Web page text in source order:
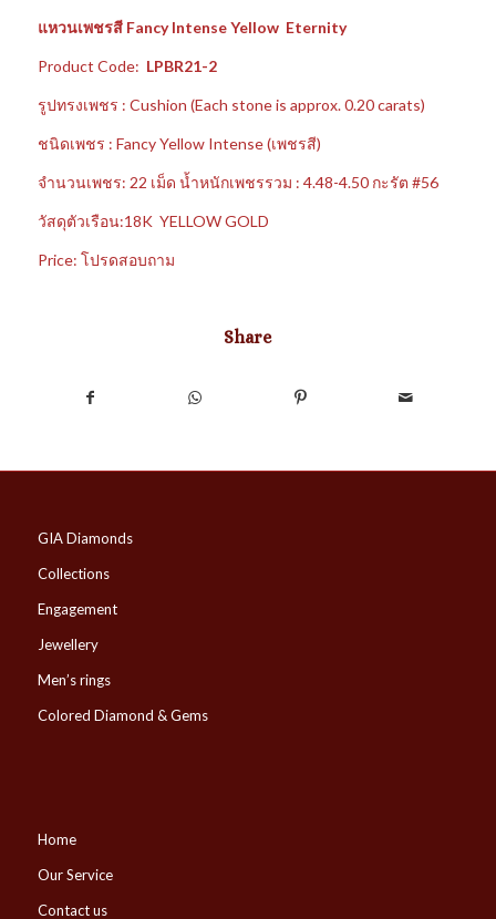
แหวนเพชรสี Fancy Intense Yellow Eternity
Product Code: LPBR21-2
รูปทรงเพชร : Cushion (Each stone is approx. 0.20 carats)
ชนิดเพชร : Fancy Yellow Intense (เพชรสี)
จำนวนเพชร: 22 เม็ด น้ำหนักเพชรรวม : 4.48-4.50 กะรัต #56
วัสดุตัวเรือน:18K YELLOW GOLD
Price: โปรดสอบถาม
Share
GIA Diamonds
Collections
Engagement
Jewellery
Men’s rings
Colored Diamond & Gems
Home
Our Service
Contact us